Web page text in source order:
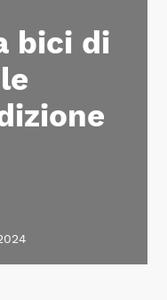
bici di